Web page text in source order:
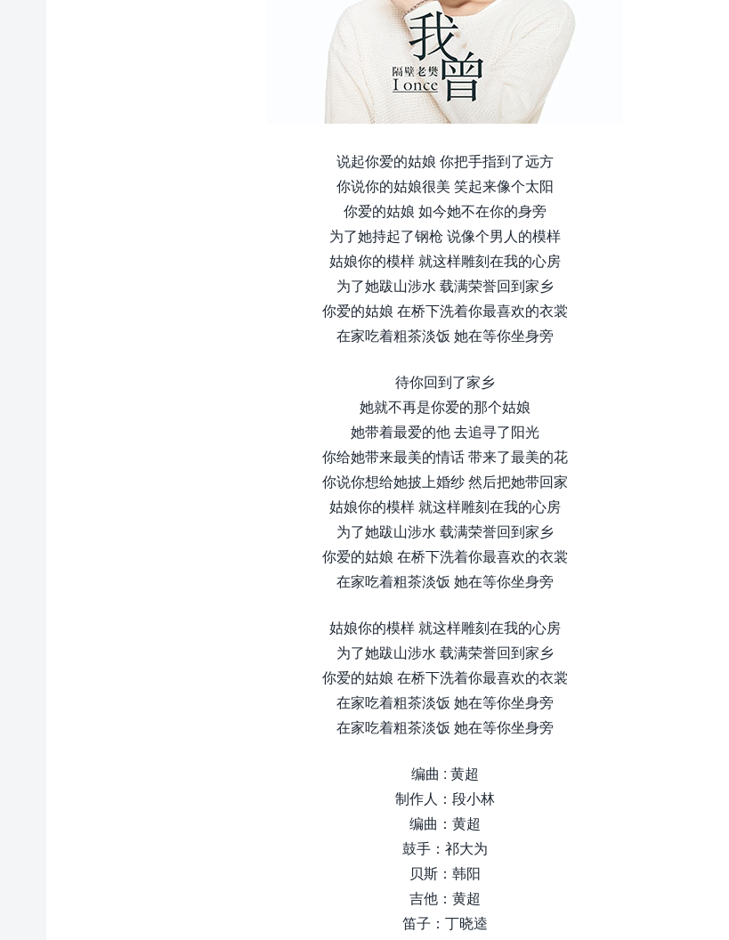
说起你爱的姑娘 你把手指到了远方
你说你的姑娘很美 笑起来像个太阳
你爱的姑娘 如今她不在你的身旁
为了她持起了钢枪 说像个男人的模样
姑娘你的模样 就这样雕刻在我的心房
为了她跋山涉水 载满荣誉回到家乡
你爱的姑娘 在桥下洗着你最喜欢的衣裳
在家吃着粗茶淡饭 她在等你坐身旁
待你回到了家乡
她就不再是你爱的那个姑娘
她带着最爱的他 去追寻了阳光
你给她带来最美的情话 带来了最美的花
你说你想给她披上婚纱 然后把她带回家
姑娘你的模样 就这样雕刻在我的心房
为了她跋山涉水 载满荣誉回到家乡
你爱的姑娘 在桥下洗着你最喜欢的衣裳
在家吃着粗茶淡饭 她在等你坐身旁
姑娘你的模样 就这样雕刻在我的心房
为了她跋山涉水 载满荣誉回到家乡
你爱的姑娘 在桥下洗着你最喜欢的衣裳
在家吃着粗茶淡饭 她在等你坐身旁
在家吃着粗茶淡饭 她在等你坐身旁
编曲 : 黄超
制作人：段小林
编曲：黄超
鼓手：祁大为
贝斯：韩阳
吉他：黄超
笛子：丁晓逵